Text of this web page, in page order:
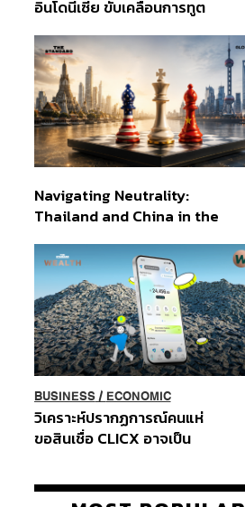
อินโดนีเซีย ขับเคลื่อนการทูต
ส่วนยุทธศาสตร์ไทย –
อินโดนีเซีย
Navigating Neutrality:
Thailand and China in the
Order
BUSINESS/ ECONOMIC
วิเคราะห์ปรากฏการณ์คนแห่
ขอสินเชื่อ CLICX อาจเป็น
ปัญหาหนี้ครัวเรือนไทยที่ถูกซุก